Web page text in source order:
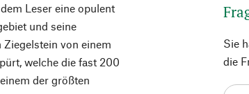
Leser eine opulent
und seine
von einem
welche die fast 200
der größten
Sie
die